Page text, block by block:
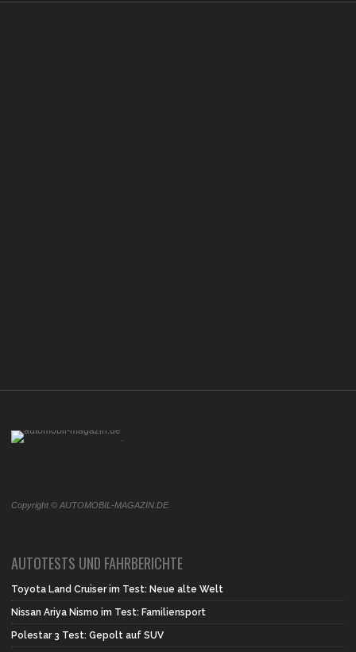
.
Copyright © AUTOMOBIL-MAGAZIN.DE.
AUTOTESTS UND FAHRBERICHTE
Toyota Land Cruiser im Test: Neue alte Welt
Nissan Ariya Nismo im Test: Familiensport
Polestar 3 Test: Gepolt auf SUV